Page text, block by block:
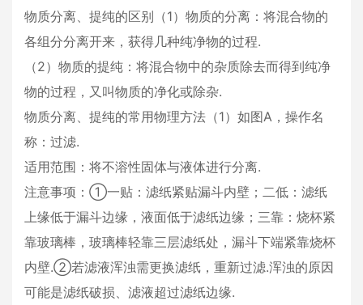
物质分离、提纯的区别（1）物质的分离：将混合物的
各组分分离开来，获得几种纯净物的过程.
（2）物质的提纯：将混合物中的杂质除去而得到纯净
物的过程，又叫物质的净化或除杂.
物质分离、提纯的常用物理方法（1）如图A，操作名
称：过滤.
适用范围：将不溶性固体与液体进行分离.
注意事项：①一贴：滤纸紧贴漏斗内壁；二低：滤纸
上缘低于漏斗边缘，液面低于滤纸边缘；三靠：烧杯紧
靠玻璃棒，玻璃棒轻靠三层滤纸处，漏斗下端紧靠烧杯
内壁.②若滤液浑浊需更换滤纸，重新过滤.浑浊的原因
可能是滤纸破损、滤液超过滤纸边缘.